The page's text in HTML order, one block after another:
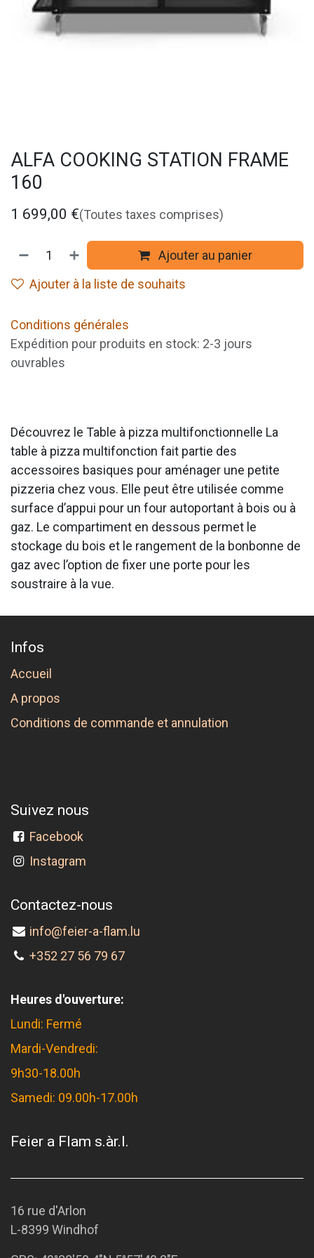
ALFA COOKING STATION FRAME
160
1 699,00 €(Toutes taxes comprises)
Ajouter au panier
Ajouter à la liste de souhaits
Conditions générales
Expédition pour produits en stock: 2-3 jours
ouvrables
Découvrez le Table à pizza multifonctionnelle La
table à pizza multifonction fait partie des
accessoires basiques pour aménager une petite
pizzeria chez vous. Elle peut être utilisée comme
surface d’appui pour un four autoportant à bois ou à
gaz. Le compartiment en dessous permet le
stockage du bois et le rangement de la bonbonne de
gaz avec l’option de fixer une porte pour les
soustraire à la vue.
Infos
Accueil
A propos
Conditions de commande et annulation
Suivez nous
Facebook
Instagram
Contactez-nous
info@feier-a-flam.lu
+352 27 56 79 67
Heures d'ouverture:
Lundi: Fermé
Mardi-Vendredi:
9h30-18.00h
Samedi: 09.00h-17.00h
Feier a Flam s.àr.l.
16 rue d'Arlon
L-8399 Windhof